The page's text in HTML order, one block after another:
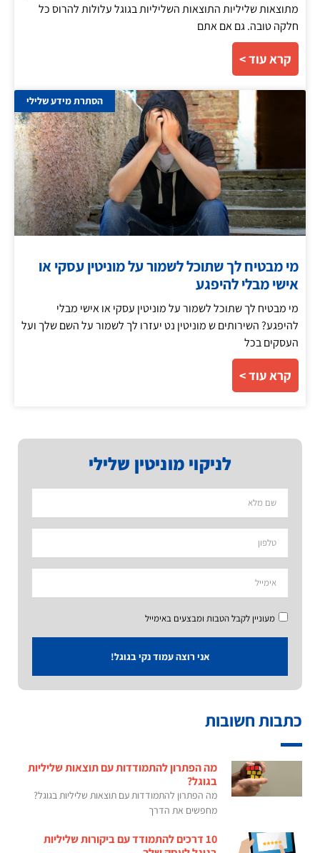
לניקוי מוניטין שלילי
מעוניין לקבל הטבות ומבצעים באימייל
אני רוצה עמוד נקי בגוגל!
כתבות חשובות
מה הפתרון להתמודדות עם תוצאות שליליות
בגוגל?
מה הפתרון להתמודדות עם תוצאות שליליות בגוגל?
מחפשים את הדרך
10 דרכים להתמודד עם ביקורות שליליות
מתוצאות שליליות התוצאות השליליות בגוגל עלולות להרוס כל
חלקה טובה. גם אם אתם
קרא עוד >
הסתרת מידע שלילי
מי מבטיח לך שתוכל לשמור על מוניטין עסקי או
אישי מבלי להיפגע
מי מבטיח לך שתוכל לשמור על מוניטין עסקי או אישי מבלי
להיפגע? השירותים ש מוניטין נט יעזרו לך לשמור על השם שלך ועל
העסקים בכל
קרא עוד >